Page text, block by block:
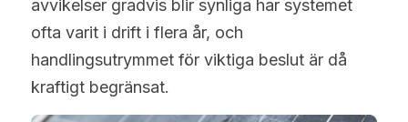
avvikelser gradvis blir synliga har systemet
ofta varit i drift i flera år, och
handlingsutrymmet för viktiga beslut är då
kraftigt begränsat.